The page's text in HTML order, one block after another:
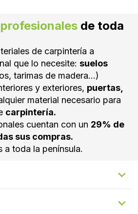
profesionales de toda
de carpintería a
que lo necesite: suelos
tarimas de madera...)
y exteriores, puertas,
material necesario para
carpintería.
cuentan con un 29% de
sus compras.
a toda la península.